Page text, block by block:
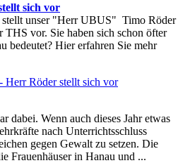
sich vor
stellt unser "Herr UBUS" Timo Röder
THS vor. Sie haben sich schon öfter
bedeutet? Hier erfahren Sie mehr
Herr Röder stellt sich vor
dabei. Wenn auch dieses Jahr etwas
nach Unterrichtsschluss
gegen Gewalt zu setzen. Die
Frauenhäuser in Hanau und ...